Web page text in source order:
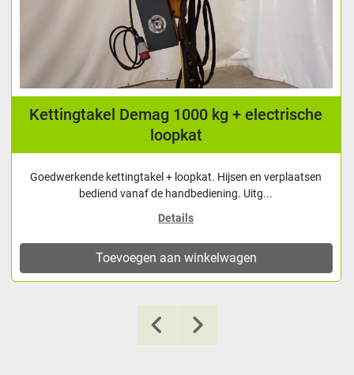
Kettingtakel Demag 1000 kg + electrische
loopkat
Goedwerkende kettingtakel + loopkat. Hijsen en verplaatsen
bediend vanaf de handbediening. Uitg...
Details
Toevoegen aan winkelwagen